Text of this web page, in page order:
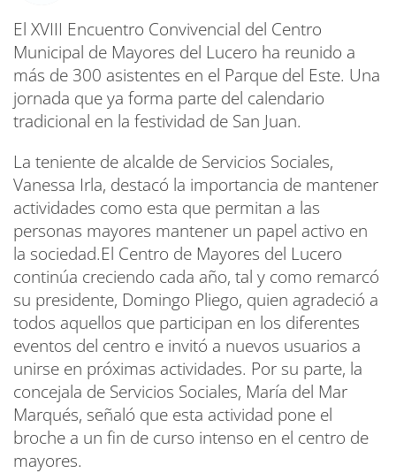
El XVIII Encuentro Convivencial del Centro
Municipal de Mayores del Lucero ha reunido a
más de 300 asistentes en el Parque del Este. Una
jornada que ya forma parte del calendario
tradicional en la festividad de San Juan.
La teniente de alcalde de Servicios Sociales,
Vanessa Irla, destacó la importancia de mantener
actividades como esta que permitan a las
personas mayores mantener un papel activo en
la sociedad.El Centro de Mayores del Lucero
continúa creciendo cada año, tal y como remarcó
su presidente, Domingo Pliego, quien agradeció a
todos aquellos que participan en los diferentes
eventos del centro e invitó a nuevos usuarios a
unirse en próximas actividades. Por su parte, la
concejala de Servicios Sociales, María del Mar
Marqués, señaló que esta actividad pone el
broche a un fin de curso intenso en el centro de
mayores.